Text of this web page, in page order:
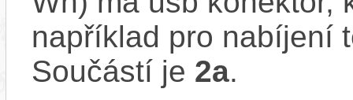
například pro nabíjení
Součástí je 2a.